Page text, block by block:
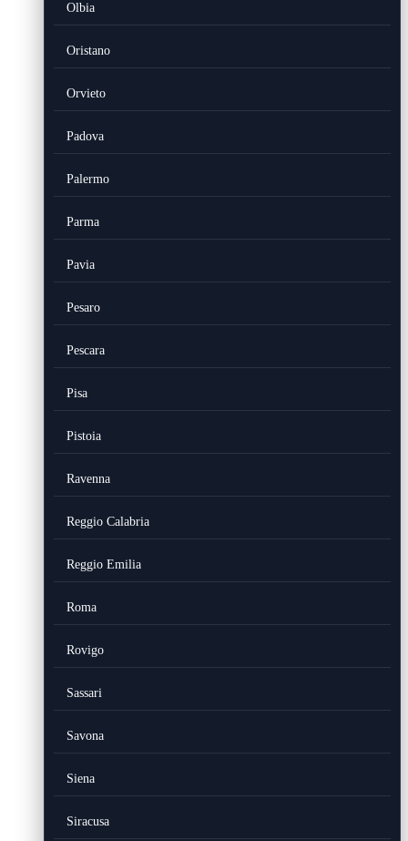
Olbia
Oristano
Orvieto
Padova
Palermo
Parma
Pavia
Pesaro
Pescara
Pisa
Pistoia
Ravenna
Reggio Calabria
Reggio Emilia
Roma
Rovigo
Sassari
Savona
Siena
Siracusa